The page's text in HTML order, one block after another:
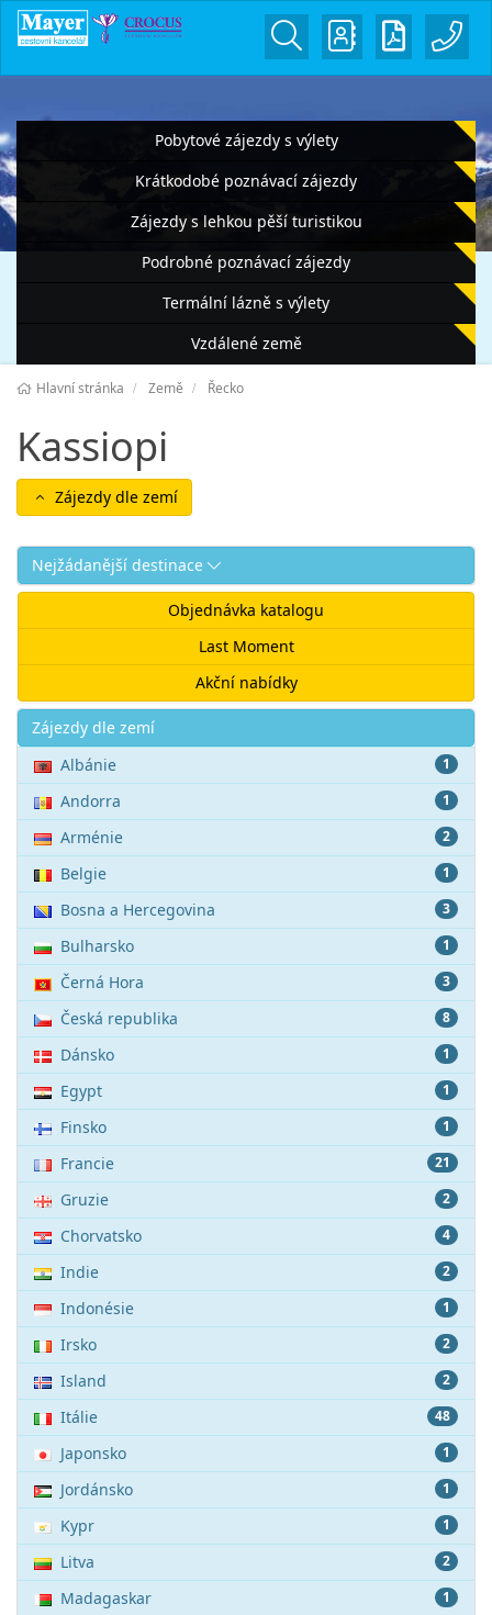
Pobytové zájezdy s výlety
Krátkodobé poznávací zájezdy
Zájezdy s lehkou pěší turistikou
Podrobné poznávací zájezdy
Termální lázně s výlety
Vzdálené země
Hlavní stránka Země Řecko
Kassiopi
Zájezdy dle zemí
Nejžádanější destinace
Objednávka katalogu
Last Moment
Akční nabídky
Akce
Zájezdy dle zemí
1
Albánie
1
Andorra
2
Arménie
1
Belgie
3
Bosna a Hercegovina
1
Bulharsko
3
Černá Hora
8
Česká republika
1
Dánsko
1
Egypt
1
Finsko
21
Francie
2
Gruzie
4
Chorvatsko
2
Indie
1
Indonésie
2
Irsko
2
Island
48
Itálie
1
Japonsko
1
Jordánsko
1
Kypr
2
Litva
1
Madagaskar